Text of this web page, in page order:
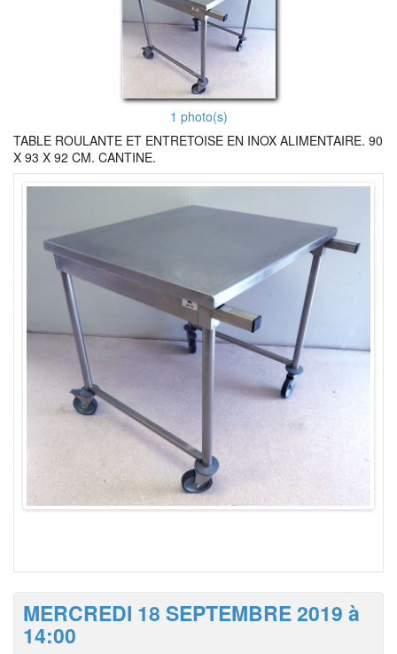
1 photo(s)
TABLE ROULANTE ET ENTRETOISE EN INOX ALIMENTAIRE. 90
X 93 X 92 CM. CANTINE.
MERCREDI 18 SEPTEMBRE 2019 à
14:00